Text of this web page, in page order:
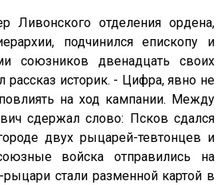
Ливонского отделения ордена,
подчинился епископу и
союзников двенадцать своих
историк. - Цифра, явно не
на ход кампании. Между
сдержал слово: Псков сдался
двух рыцарей-тевтонцев и
войска отправились на
рыцари стали разменной картой в